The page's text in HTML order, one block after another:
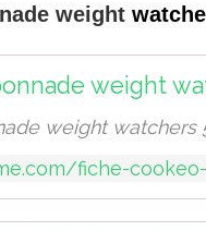
weight
weight
weight watchers